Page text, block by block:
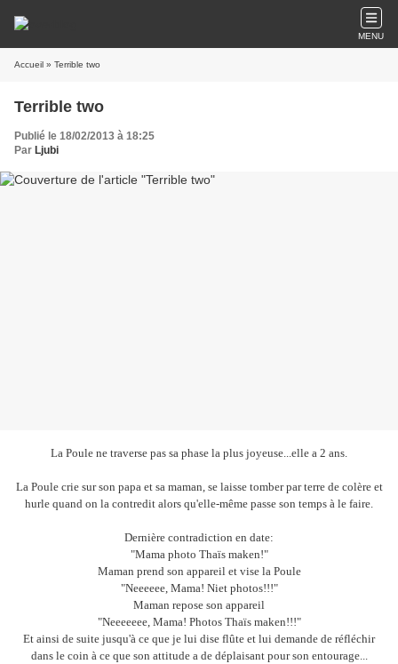
MENU
Accueil » Terrible two
Terrible two
Publié le 18/02/2013 à 18:25
Par Ljubi
La Poule ne traverse pas sa phase la plus joyeuse...elle a 2 ans.
La Poule crie sur son papa et sa maman, se laisse tomber par terre de colère et
hurle quand on la contredit alors qu'elle-même passe son temps à le faire.
Dernière contradiction en date:
"Mama photo Thaïs maken!"
Maman prend son appareil et vise la Poule
"Neeeeee, Mama! Niet photos!!!"
Maman repose son appareil
"Neeeeeee, Mama! Photos Thaïs maken!!!"
Et ainsi de suite jusqu'à ce que je lui dise flûte et lui demande de réfléchir
dans le coin à ce que son attitude a de déplaisant pour son entourage...